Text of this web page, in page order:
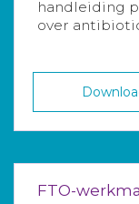
handleiding
over
FTO-